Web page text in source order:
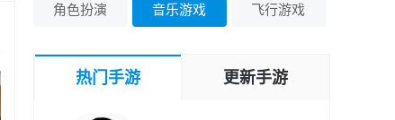
角色扮演 音乐游戏 飞行游戏
热门手游 更新手游